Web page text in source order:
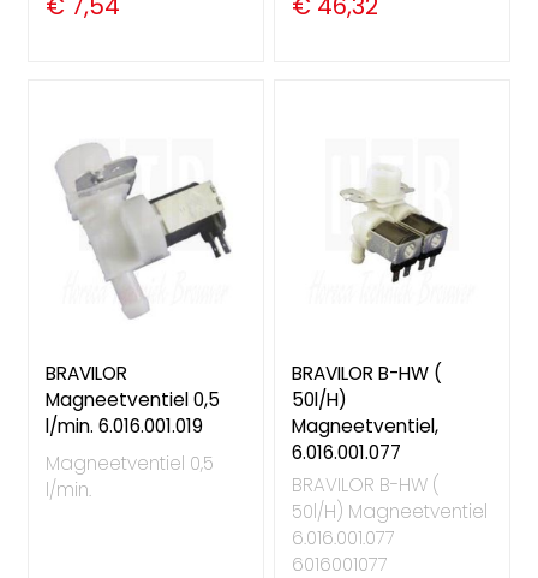
BRAVILOR
Magneetventiel 0,5
l/min. 6.016.001.019
Magneetventiel 0,5
l/min.
BRAVILOR B-HW (
50l/H)
Magneetventiel,
6.016.001.077
BRAVILOR B-HW (
50l/H) Magneetventiel
6.016.001.077
6016001077